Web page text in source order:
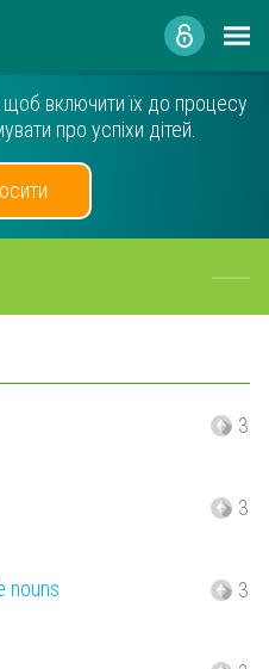
щоб включити їх до процесу
про успіхи дітей.
3
3
nouns 3